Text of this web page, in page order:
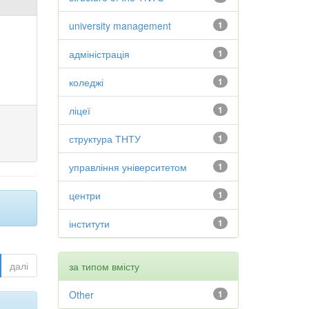
далі
1
university management
1
адміністрація
1
коледжі
1
ліцеї
1
структура ТНТУ
1
управління університетом
1
центри
1
інститути
за типом вмісту
1
Other